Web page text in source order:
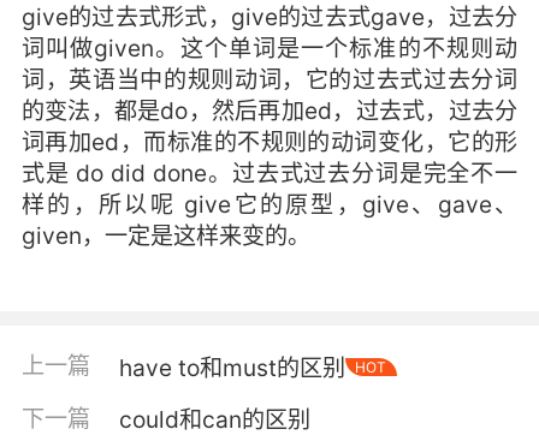
give的过去式形式，give的过去式gave，过去分
词叫做given。这个单词是一个标准的不规则动
词，英语当中的规则动词，它的过去式过去分词
的变法，都是do，然后再加ed，过去式，过去分
词再加ed，而标准的不规则的动词变化，它的形
式是 do did done。过去式过去分词是完全不一
样的，所以呢 give它的原型，give、gave、
given，一定是这样来变的。
上一篇 have to和must的区别 HOT
下一篇 could和can的区别